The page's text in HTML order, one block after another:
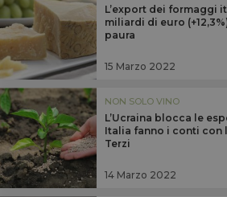
L’export dei formaggi
miliardi di euro
paura
15 Marzo 2022
NON SOLO VINO
L’Ucraina blocca le
Italia fanno i conti con
Terzi
14 Marzo 2022